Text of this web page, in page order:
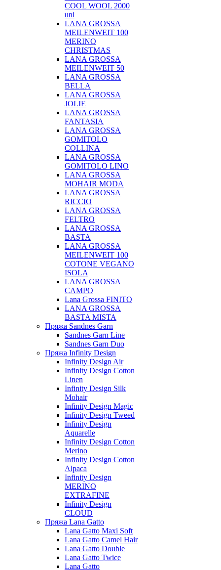
COOL WOOL 2000
uni
LANA GROSSA
MEILENWEIT 100
MERINO
CHRISTMAS
LANA GROSSA
MEILENWEIT 50
LANA GROSSA
BELLA
LANA GROSSA
JOLIE
LANA GROSSA
FANTASIA
LANA GROSSA
GOMITOLO
COLLINA
LANA GROSSA
GOMITOLO LINO
LANA GROSSA
MOHAIR MODA
LANA GROSSA
RICCIO
LANA GROSSA
FELTRO
LANA GROSSA
BASTA
LANA GROSSA
MEILENWEIT 100
COTONE VEGANO
ISOLA
LANA GROSSA
CAMPO
Lana Grossa FINITO
LANA GROSSA
BASTA MISTA
Пряжа Sandnes Garn
Sandnes Garn Line
Sandnes Garn Duo
Пряжа Infinity Design
Infinity Design Air
Infinity Design Cotton
Linen
Infinity Design Silk
Mohair
Infinity Design Magic
Infinity Design Tweed
Infinity Design
Aquarelle
Infinity Design Cotton
Merino
Infinity Design Cotton
Alpaca
Infinity Design
MERINO
EXTRAFINE
Infinity Design
CLOUD
Пряжа Lana Gatto
Lana Gatto Maxi Soft
Lana Gatto Camel Hair
Lana Gatto Double
Lana Gatto Twice
Lana Gatto